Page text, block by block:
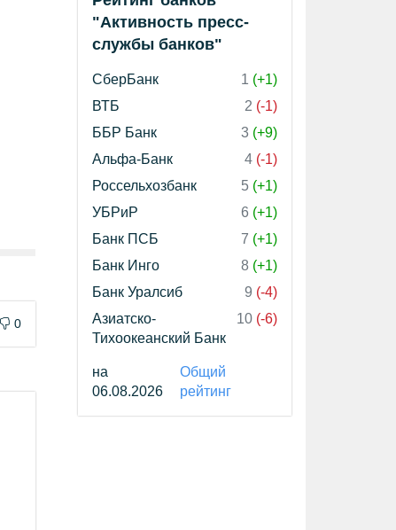
0
"Активность пресс-
службы банков"
СберБанк 1 (+1)
ВТБ
2 (-1)
ББР Банк
3 (+9)
Альфа-Банк
4 (-1)
Россельхозбанк
5 (+1)
УБРиР
6 (+1)
Банк ПСБ
7 (+1)
Банк Инго
8 (+1)
Банк Уралсиб
9 (-4)
Азиатско-
Тихоокеанский Банк
10 (-6)
на
06.08.2026
Общий
рейтинг